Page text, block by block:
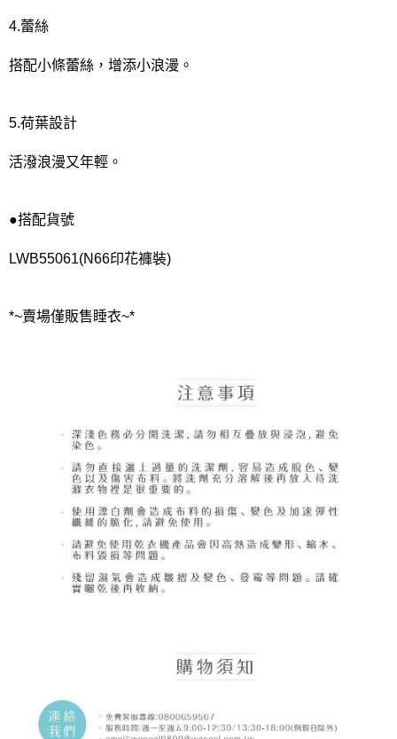
4.蕾絲
搭配小條蕾絲，增添小浪漫。
5.荷葉設計
活潑浪漫又年輕。
●搭配貨號
LWB55061(N66印花褲裝)
*~賣場僅販售睡衣~*